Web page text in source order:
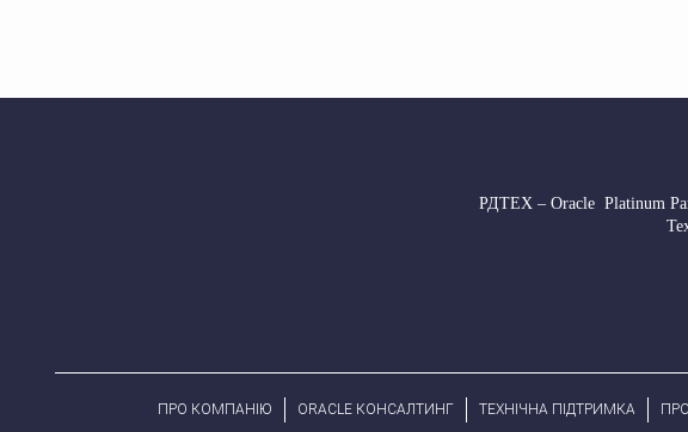
РДТЕХ – Oracle Platinum
ПРО КОМПАНІЮ ORACLE КОНСАЛТИНГ ТЕХНІЧНА ПІДТРИМКА